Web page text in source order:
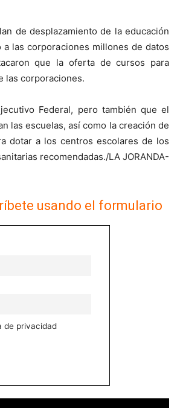
de desplazamiento de la educación
las corporaciones millones de datos
que la oferta de cursos para
las corporaciones.
Federal, pero también que el
las escuelas, así como la creación de
dotar a los centros escolares de los
recomendadas./LA JORANDA-
usando el formulario
de privacidad